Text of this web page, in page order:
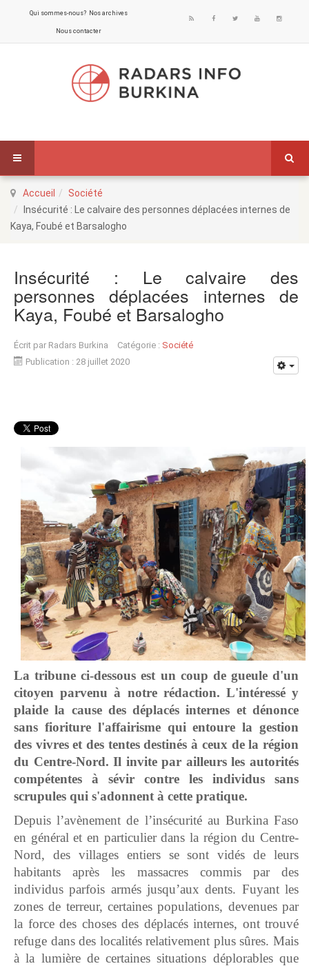
Qui sommes-nous? Nos archives
Nous contacter
Accueil
Société
Insécurité : Le calvaire des personnes déplacées internes de
Kaya, Foubé et Barsalogho
Insécurité : Le calvaire des
personnes déplacées internes de
Kaya, Foubé et Barsalogho
Écrit par Radars Burkina Catégorie : Société
Publication : 28 juillet 2020
La tribune ci-dessous est un coup de gueule d'un
citoyen parvenu à notre rédaction. L'intéressé y
plaide la cause des déplacés internes et dénonce
sans fioriture l'affairisme qui entoure la gestion
des vivres et des tentes destinés à ceux de la région
du Centre-Nord. Il invite par ailleurs les autorités
compétentes à sévir contre les individus sans
scrupules qui s'adonnent à cette pratique.
Depuis l’avènement de l’insécurité au Burkina Faso
en général et en particulier dans la région du Centre-
Nord, des villages entiers se sont vidés de leurs
habitants après les massacres commis par des
individus parfois armés jusqu’aux dents. Fuyant les
zones de terreur, certaines populations, devenues par
la force des choses des déplacés internes, ont trouvé
refuge dans des localités relativement plus sûres. Mais
à la lumière de certaines situations déplorables que